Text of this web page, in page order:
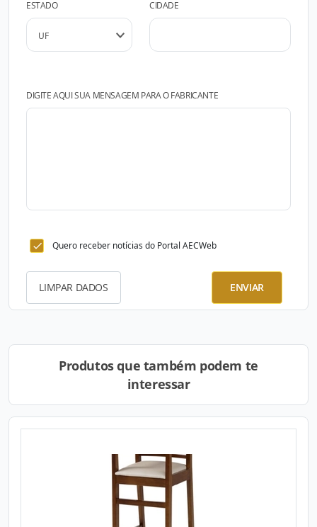
ESTADO CIDADE
DIGITE AQUI SUA MENSAGEM PARA O FABRICANTE
Quero receber notícias do Portal AECWeb
LIMPAR DADOS ENVIAR
Produtos que também podem te
interessar